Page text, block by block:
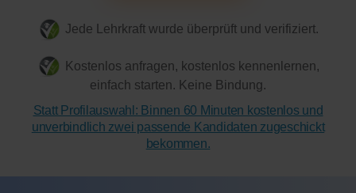
Jede Lehrkraft wurde überprüft und verifiziert.
Kostenlos anfragen, kostenlos kennenlernen,
einfach starten. Keine Bindung.
Statt Profilauswahl: Binnen 60 Minuten kostenlos und
unverbindlich zwei passende Kandidaten zugeschickt
bekommen.